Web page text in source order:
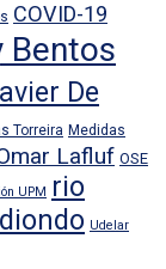
COVID-19
Bentos
De
Torreira Medidas
Lafluf OSE
UPM
rio
Udelar